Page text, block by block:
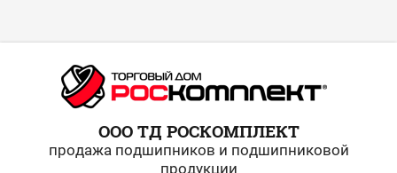
ООО ТД РОСКОМПЛЕКТ
продажа подшипников и подшипниковой
продукции